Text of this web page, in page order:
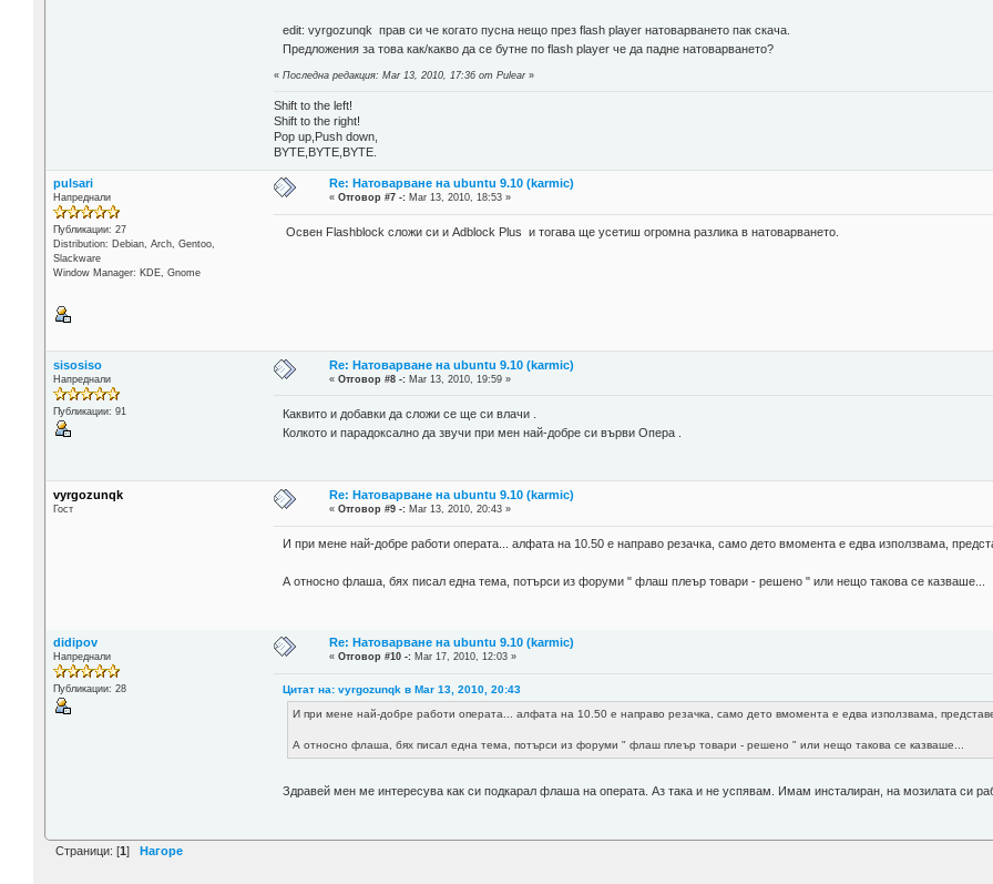
edit: vyrgozunqk прав си че когато пусна нещо през flash player натоварването пак скача.
Предложения за това как/какво да се бутне по flash player че да падне натоварването?
«Последна редакция: Mar 13, 2010, 17:36 от Pulear»
Shift to the left!
Shift to the right!
Pop up,Push down,
BYTE,BYTE,BYTE.
pulsari
Напреднали
Публикации: 27
Distribution: Debian, Arch, Gentoo,
Slackware
Window Manager: KDE, Gnome
Re: Натоварване на ubuntu 9.10 (karmic)
«Отговор #7 -: Mar 13, 2010, 18:53 »
Освен Flashblock сложи си и Adblock Plus и тогава ще усетиш огромна разлика в натоварването.
sisosiso
Напреднали
Публикации: 91
Re: Натоварване на ubuntu 9.10 (karmic)
«Отговор #8 -: Mar 13, 2010, 19:59 »
Каквито и добавки да сложи се ще си влачи .
Колкото и парадоксално да звучи при мен най-добре си върви Опера .
vyrgozunqk
Гост
Re: Натоварване на ubuntu 9.10 (karmic)
«Отговор #9 -: Mar 13, 2010, 20:43 »
И при мене най-добре работи операта... алфата на 10.50 е направо резачка, само дето вмомента е едва използвама,
А относно флаша, бях писал една тема, потърси из форуми " флаш плеър товари - решено " или нещо такова се казваше...
didipov
Напреднали
Публикации: 28
Re: Натоварване на ubuntu 9.10 (karmic)
«Отговор #10 -: Mar 17, 2010, 12:03 »
Цитат на: vyrgozunqk в Mar 13, 2010, 20:43
И при мене най-добре работи операта... алфата на 10.50 е направо резачка, само дето вмомента е едва използвама,
А относно флаша, бях писал една тема, потърси из форуми " флаш плеър товари - решено " или нещо такова се казваше...
Здравей мен ме интересува как си подкарал флаша на операта. Аз така и не успявам. Имам инсталиран, на мозилата си
Страници: [1] Нагоре